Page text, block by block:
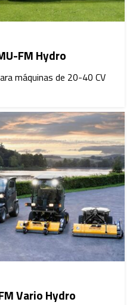
FM Hydro
máquinas de 20-40 CV
Vario Hydro